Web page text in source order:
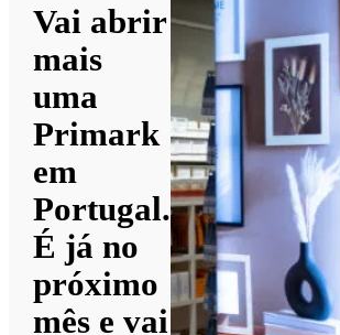
Vai abrir
mais
uma
Primark
em
Portugal.
É já no
próximo
mês e vai